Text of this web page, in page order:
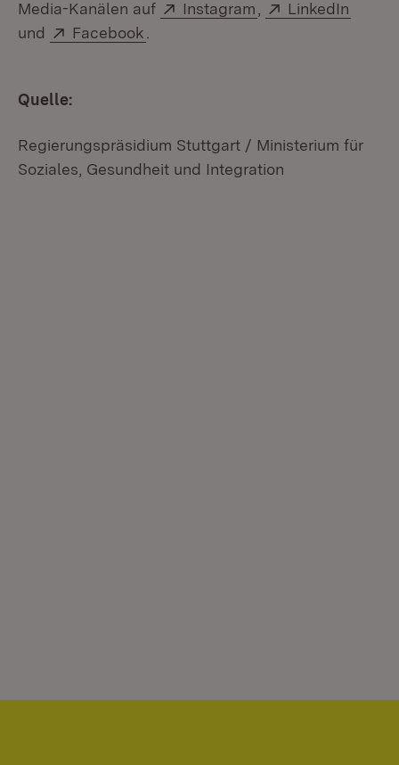
Media-Kanälen auf
Extern:
Instagram (Öffnet in neuem
Extern:
LinkedIn
und
Extern:
Facebook
Quelle:
Regierungspräsidium Stuttgart / Ministerium für
Soziales, Gesundheit und Integration